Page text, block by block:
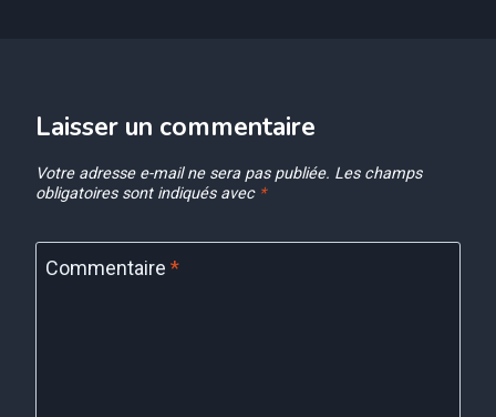
Laisser un commentaire
Votre adresse e-mail ne sera pas publiée. Les champs
obligatoires sont indiqués avec *
Commentaire *